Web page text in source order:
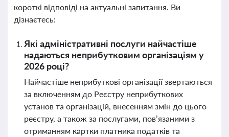
короткі відповіді на актуальні запитання. Ви
дізнаєтесь:
Які адміністративні послуги найчастіше
надаються неприбутковим організаціям у
2026 році?
Найчастіше неприбуткові організації звертаються
за включенням до Реєстру неприбуткових
установ та організацій, внесенням змін до цього
реєстру, а також за послугами, пов’язаними з
отриманням картки платника податків та